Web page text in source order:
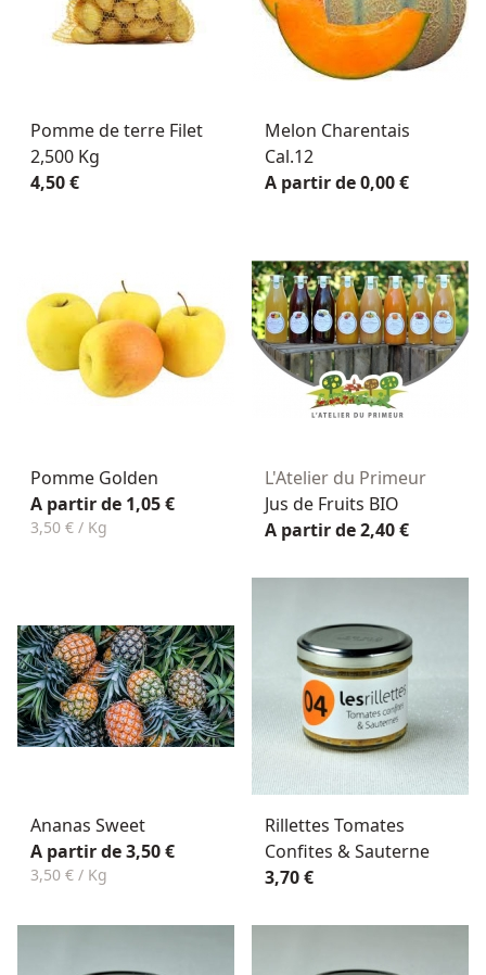
Pomme de terre Filet
2,500 Kg
4,50 €
Melon Charentais
Cal.12
A partir de 0,00 €
Pomme Golden
A partir de 1,05 €
3,50 € / Kg
L'Atelier du Primeur
Jus de Fruits BIO
A partir de 2,40 €
Ananas Sweet
A partir de 3,50 €
3,50 € / Kg
Rillettes Tomates
Confites & Sauterne
3,70 €